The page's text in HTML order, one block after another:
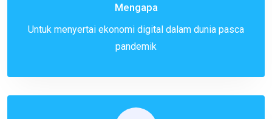
Mengapa
Untuk menyertai ekonomi digital dalam dunia pasca
pandemik